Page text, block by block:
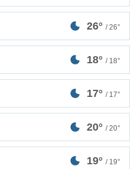
26° / 26°
18° / 18°
17° / 17°
20° / 20°
19° / 19°